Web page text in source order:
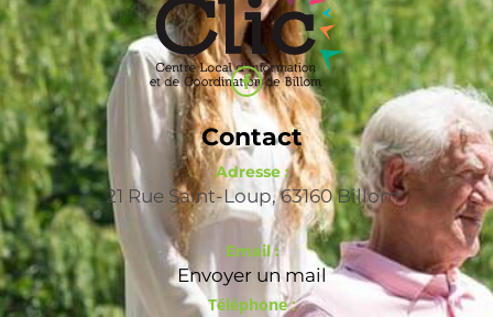
Contact
Adresse :
21 Rue Saint-Loup, 63160 Billom
Email :
Envoyer un mail
Téléphone :